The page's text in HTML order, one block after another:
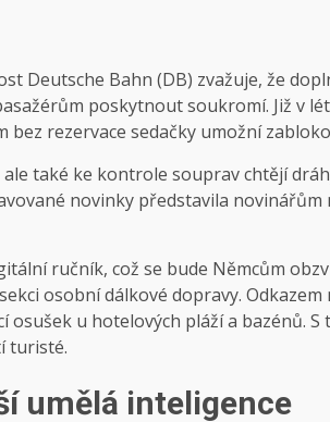
Deutsche Bahn (DB) zvažuje, že
poskytnout soukromí. Již v
bez rezervace sedačky umožní
také ke kontrole souprav chtějí
novinky představila
ručník, což se bude Němcům
osobní dálkové dopravy.
osušek u hotelových pláží a bazénů.
turisté.
umělá inteligence